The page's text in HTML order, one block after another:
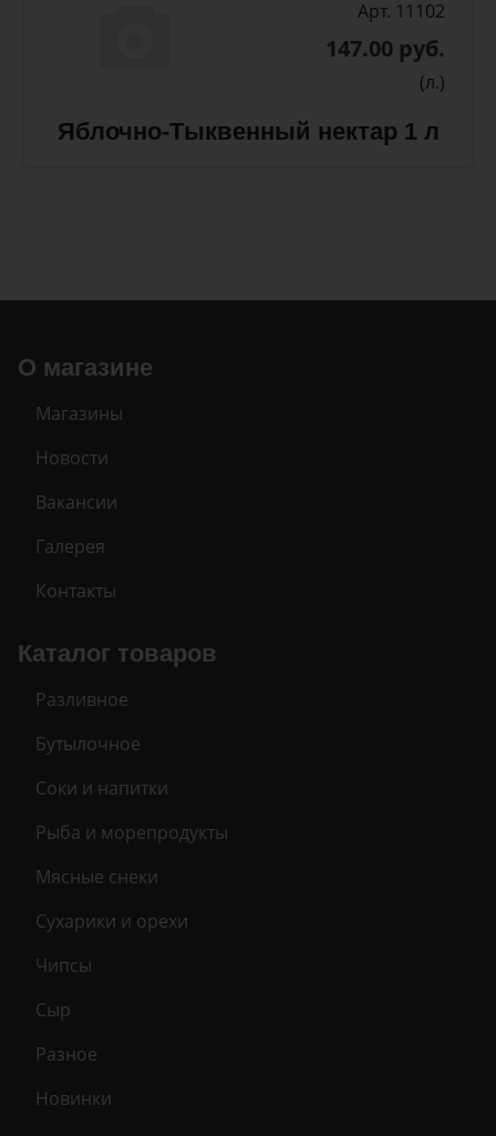
Арт. 11102
147.00 руб.
(л.)
Яблочно-Тыквенный нектар 1 л
О магазине
Магазины
Новости
Вакансии
Галерея
Контакты
Каталог товаров
Разливное
Бутылочное
Соки и напитки
Рыба и морепродукты
Мясные снеки
Сухарики и орехи
Чипсы
Сыр
Разное
Новинки